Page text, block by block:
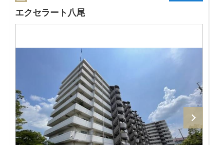
エクセラート八尾